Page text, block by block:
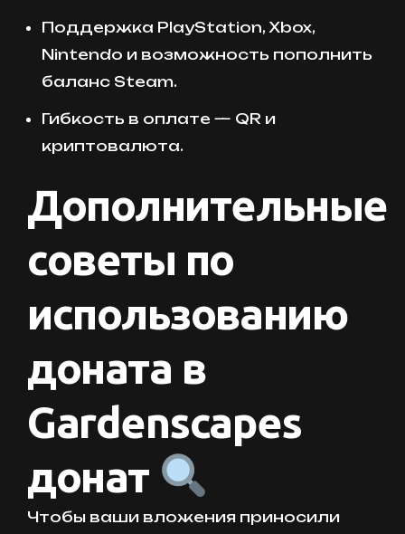
Поддержка PlayStation, Xbox,
Nintendo и возможность пополнить
баланс Steam.
Гибкость в оплате — QR и
криптовалюта.
Дополнительные
советы по
использованию
доната в
Gardenscapes
донат
Чтобы ваши вложения приносили